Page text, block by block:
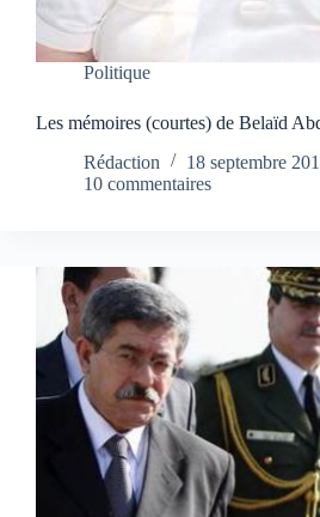
Politique
Les mémoires (courtes) de Belaïd
Rédaction
18 septembre
10 commentaires